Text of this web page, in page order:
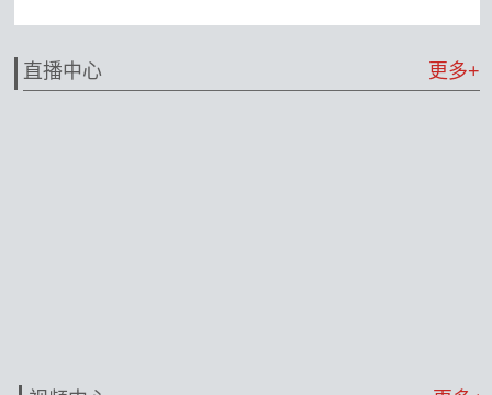
直播中心 更多+